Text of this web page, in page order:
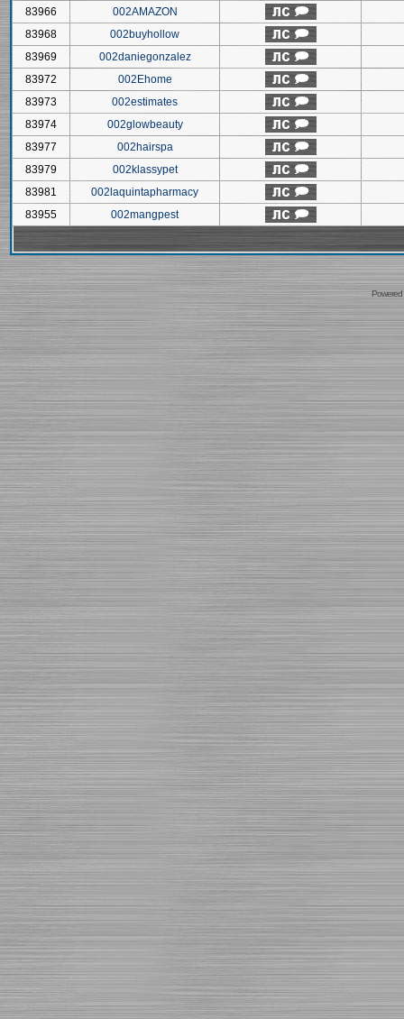
83966
002AMAZON
83968
002buyhollow
83969
002daniegonzalez
83972
002Ehome
83973
002estimates
83974
002glowbeauty
83977
002hairspa
83979
002klassypet
83981
002laquintapharmacy
83955
002mangpest